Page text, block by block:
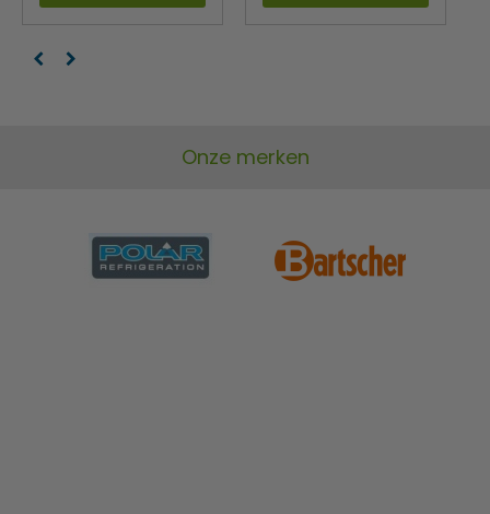
Onze merken